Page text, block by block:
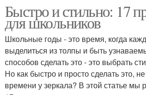
Быстро и стильно: 17
для школьников
Школьные годы - это время, когда
выделиться из толпы и быть
способов сделать это - это выбрать
Но как быстро и просто сделать это,
времени у зеркала? В этой статье мы